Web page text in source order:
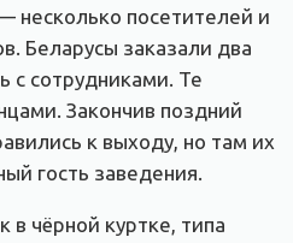
несколько посетителей и
Беларусы заказали два
с сотрудниками. Те
Закончив поздний
к выходу, но там их
гость заведения.
чёрной куртке, типа